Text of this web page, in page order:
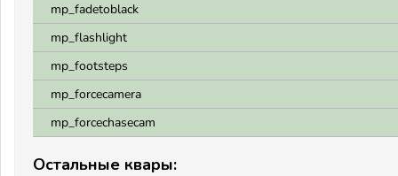
mp_fadetoblack
mp_flashlight
mp_footsteps
mp_forcecamera
mp_forcechasecam
Остальные квары: